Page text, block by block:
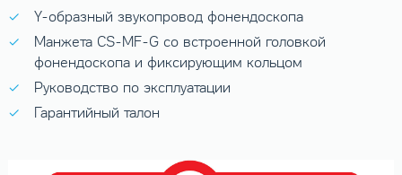
Y-образный звукопровод фонендоскопа
Манжета CS-MF-G со встроенной головкой
фонендоскопа и фиксирующим кольцом
Руководство по эксплуатации
Гарантийный талон